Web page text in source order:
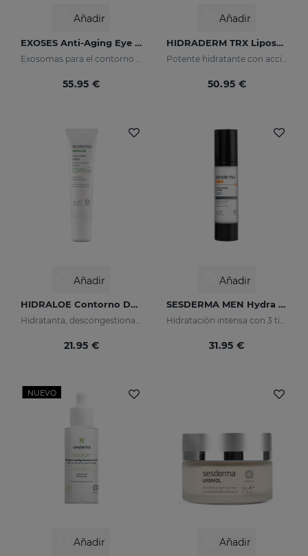
Añadir
EXOSES Anti-Aging Eye And Lip Contour
55.95 €
Añadir
HIDRADERM TRX Liposomal Serum
50.95 €
Añadir
HIDRALOE Contorno De Ojos
Hidratanta, descongestiona, calma y regenera
21.95 €
Añadir
SESDERMA MEN Hydra Boost Lotion
Hidratación intensa con 3 tipos de ácido hialurónico
31.95 €
NUEVO
Añadir Añadir